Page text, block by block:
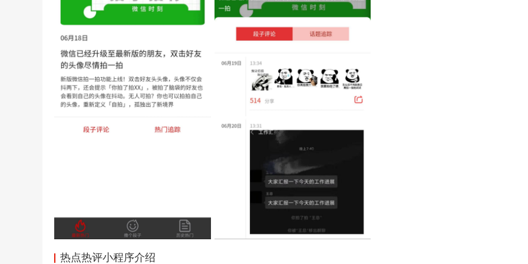
热点热评小程序介绍